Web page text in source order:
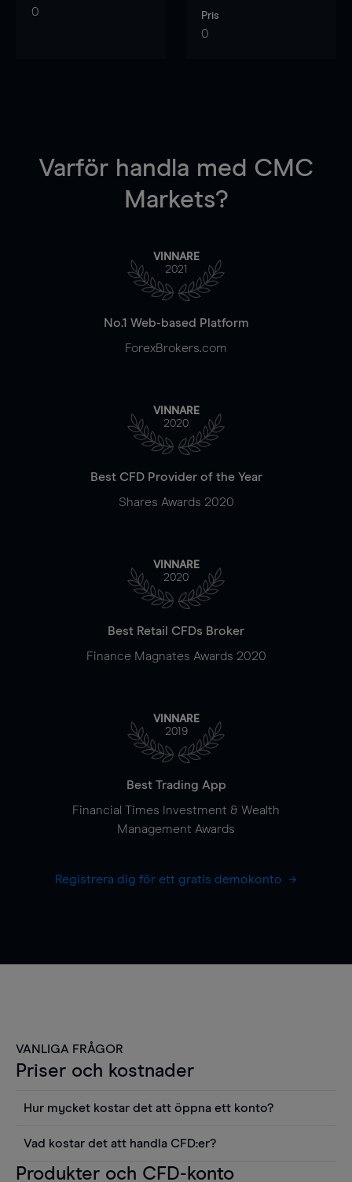
0 Pris
0
Varför handla med CMC
Markets?
VINNARE
2021
No.1 Web-based Platform
ForexBrokers.com
VINNARE
2020
Best CFD Provider of the Year
Shares Awards 2020
VINNARE
2020
Best Retail CFDs Broker
Finance Magnates Awards 2020
VINNARE
2019
Best Trading App
Financial Times Investment & Wealth
Management Awards
Registrera dig för ett gratis demokonto
VANLIGA FRÅGOR
Priser och kostnader
Hur mycket kostar det att öppna ett konto?
använda sådana verktyg som diagram, Reuters
Vad kostar det att handla CFD:er?
Det är en rad kostnader att tänka på när man
Produkter och CFD-konto